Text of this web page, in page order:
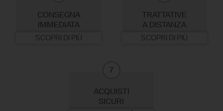
CONSEGNA
IMMEDIATA
SCOPRI DI PIÙ
TRATTATIVE
A DISTANZA
SCOPRI DI PIÙ
7
ACQUISTI
SICURI